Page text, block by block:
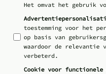
Het omvat het gebruik
toestemming voor het
op basis van
waardoor de relevantie
verbeterd.
Cookie voor functionele